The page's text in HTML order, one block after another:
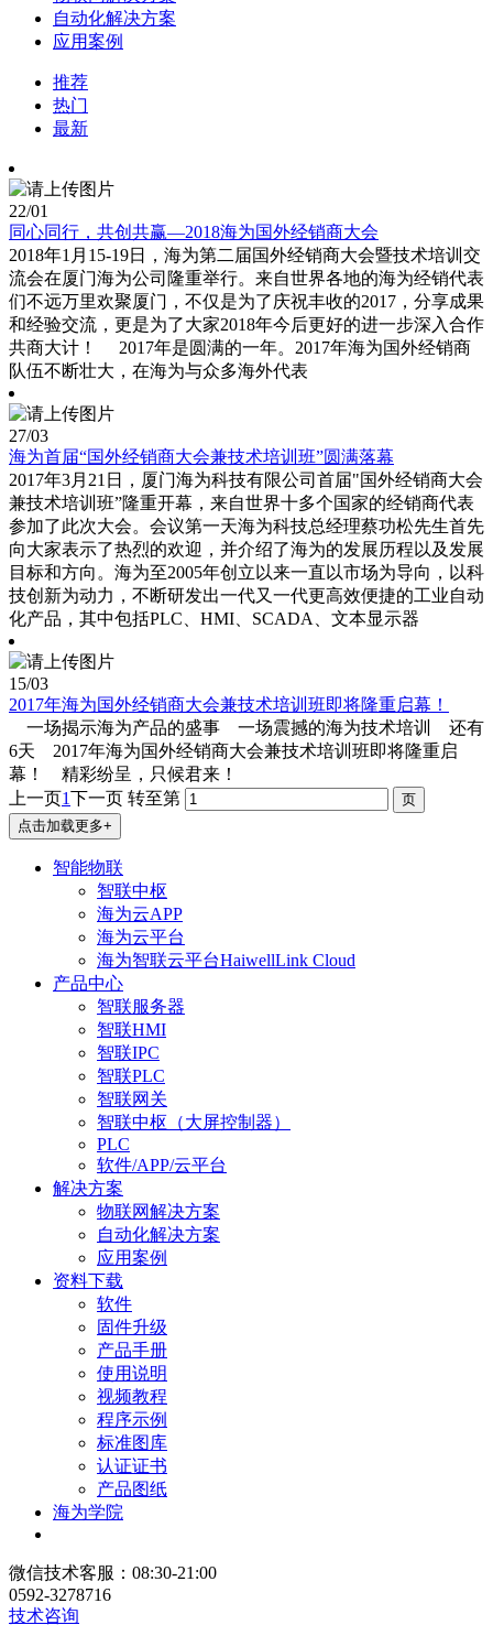
自动化解决方案
应用案例
推荐
热门
最新
22/01
同心同行，共创共赢—2018海为国外经销商大会
2018年1月15-19日，海为第二届国外经销商大会暨技术培训交
流会在厦门海为公司隆重举行。来自世界各地的海为经销代表
们不远万里欢聚厦门，不仅是为了庆祝丰收的2017，分享成果
和经验交流，更是为了大家2018年今后更好的进一步深入合作
共商大计！ 2017年是圆满的一年。2017年海为国外经销商
队伍不断壮大，在海为与众多海外代表
27/03
海为首届“国外经销商大会兼技术培训班”圆满落幕
2017年3月21日，厦门海为科技有限公司首届"国外经销商大会
兼技术培训班”隆重开幕，来自世界十多个国家的经销商代表
参加了此次大会。会议第一天海为科技总经理蔡功松先生首先
向大家表示了热烈的欢迎，并介绍了海为的发展历程以及发展
目标和方向。海为至2005年创立以来一直以市场为导向，以科
技创新为动力，不断研发出一代又一代更高效便捷的工业自动
化产品，其中包括PLC、HMI、SCADA、文本显示器
15/03
2017年海为国外经销商大会兼技术培训班即将隆重启幕！
一场揭示海为产品的盛事 一场震撼的海为技术培训 还有
6天 2017年海为国外经销商大会兼技术培训班即将隆重启
幕！ 精彩纷呈，只候君来！
上一页1下一页 转至第
点击加载更多+
智能物联
智联中枢
海为云APP
海为云平台
海为智联云平台HaiwellLink Cloud
产品中心
智联服务器
智联HMI
智联IPC
智联PLC
智联网关
智联中枢（大屏控制器）
PLC
软件/APP/云平台
解决方案
物联网解决方案
自动化解决方案
应用案例
资料下载
软件
固件升级
产品手册
使用说明
视频教程
程序示例
标准图库
认证证书
产品图纸
海为学院
微信技术客服：08:30-21:00
0592-3278716
技术咨询